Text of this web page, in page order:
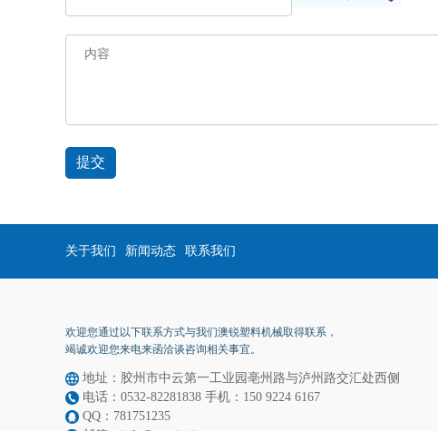
提交
关于我们 新闻动态 联系我们
欢迎您通过以下联系方式与我们澳锐塑料机械取得联系，
竭诚欢迎您来电来函洽谈咨询相关事宜。
地址：胶州市中云第一工业园亳州路与泸州路交汇处西侧
电话：0532-82281838 手机：150 9224 6167
QQ：781751235